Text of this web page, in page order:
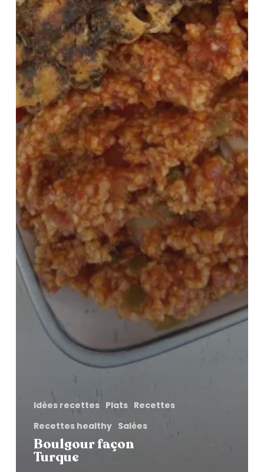
Idées recettes Plats Recettes
Recettes healthy Salées
Boulgour façon
Turque